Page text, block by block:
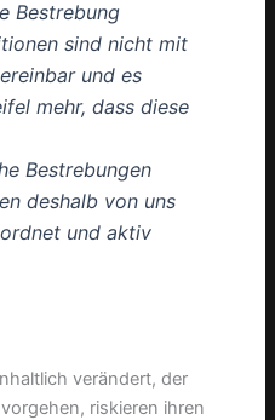
Bestrebung
sind nicht mit
und es
mehr, dass diese
Bestrebungen
deshalb von uns
und aktiv
verändert, der
riskieren ihren